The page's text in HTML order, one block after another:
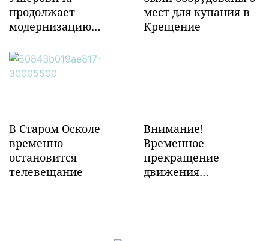
продолжает
модернизацию
инфраструктуры в
Забайкалье
мест для купания в
Крещение
В Старом Осколе
временно
остановится
телевещание
Внимание!
Временное
прекращение
движения